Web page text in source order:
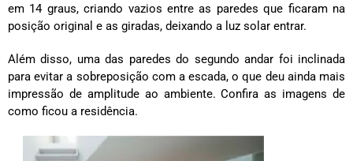
em 14 graus, criando vazios entre as paredes que ficaram na
posição original e as giradas, deixando a luz solar entrar.
Além disso, uma das paredes do segundo andar foi inclinada
para evitar a sobreposição com a escada, o que deu ainda mais
impressão de amplitude ao ambiente. Confira as imagens de
como ficou a residência.